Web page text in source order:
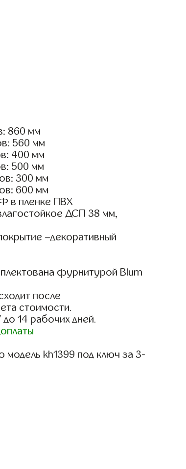
860 мм
560 мм
400 мм
500 мм
300 мм
600 мм
в пленке ПВХ
ДСП 38 мм,
–декоративный
фурнитурой Blum
после
стоимости.
14 рабочих дней.
модель kh1399 под ключ за 3-